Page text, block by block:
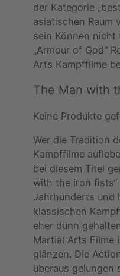
der Kategorie
asiatischen Raum
sein Können
„Armour of God“
Arts Kampffilme
The Man with
Keine Produkte
Wer die Tradition
Kampffilme
bei diesem Titel
with the iron
Jahrhunderts und
klassischen
eher dünn
Martial Arts Filme
glänzen. Die
überaus gelungen